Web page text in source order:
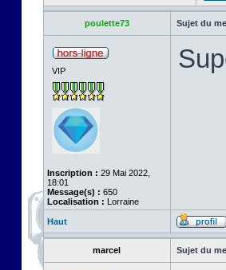
poulette73 Sujet du
VIP
Inscription : 29 Mai 2022,
18:01
Message(s) : 650
Localisation : Lorraine
Haut
marcel Sujet du